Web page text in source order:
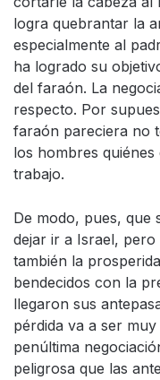
logra quebrantar la
especialmente al
ha logrado su
del faraón. La
respecto. Por
faraón pareciera no
los hombres
trabajo.
De modo, pues, que
dejar ir a Israel, pero
también la
bendecidos con la
llegaron sus
pérdida va a ser
penúltima
peligrosa que las